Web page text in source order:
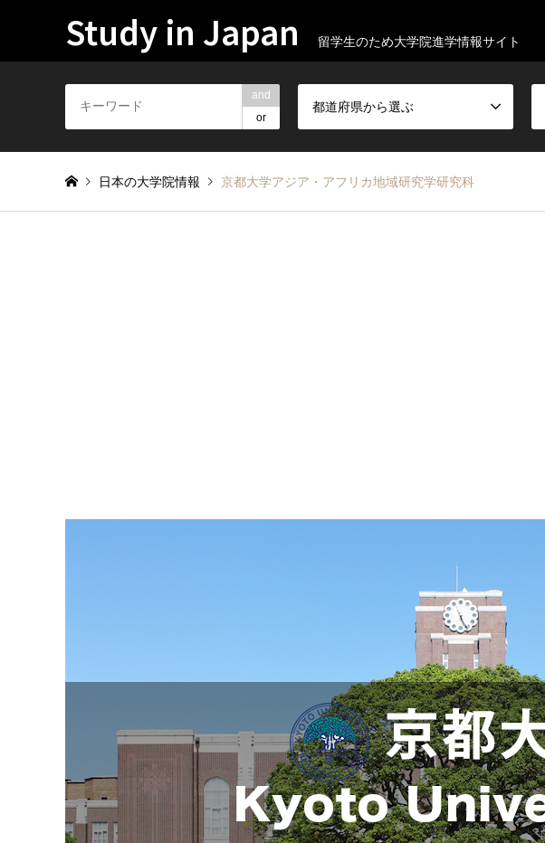
Study in Japan 留学生のため大学院進学情報サイト
and
or
都道府県から選ぶ
日本の大学院情報 京都大学アジア・アフリカ地域研究学研究科